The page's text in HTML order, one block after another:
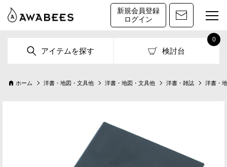
新規会員登録
ログイン
アイテムを探す 検討台
0
ホーム 洋書・地図・文具他 洋書・地図・文具他 洋書・雑誌 洋書・